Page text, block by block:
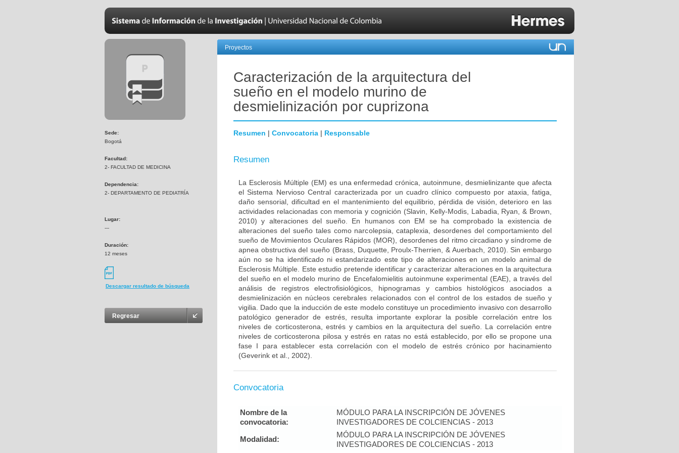
Sede:
Bogotá
Facultad:
2- FACULTAD DE MEDICINA
Dependencia:
2- DEPARTAMENTO DE PEDIATRÍA
Lugar:
---
Duración:
12 meses
Descargar resultado de búsqueda
Regresar
Proyectos
Caracterización de la arquitectura del
sueño en el modelo murino de
desmielinización por cuprizona
Resumen | Convocatoria | Responsable
Resumen
La Esclerosis Múltiple (EM) es una enfermedad crónica, autoinmune, desmielinizante que afecta
el Sistema Nervioso Central caracterizada por un cuadro clínico compuesto por ataxia, fatiga,
daño sensorial, dificultad en el mantenimiento del equilibrio, pérdida de visión, deterioro en las
actividades relacionadas con memoria y cognición (Slavin, Kelly-Modis, Labadia, Ryan, & Brown,
2010) y alteraciones del sueño. En humanos con EM se ha comprobado la existencia de
alteraciones del sueño tales como narcolepsia, cataplexia, desordenes del comportamiento del
sueño de Movimientos Oculares Rápidos (MOR), desordenes del ritmo circadiano y síndrome de
apnea obstructiva del sueño (Brass, Duquette, Proulx-Therrien, & Auerbach, 2010). Sin embargo
aún no se ha identificado ni estandarizado este tipo de alteraciones en un modelo animal de
Esclerosis Múltiple. Este estudio pretende identificar y caracterizar alteraciones en la arquitectura
del sueño en el modelo murino de Encefalomielitis autoinmune experimental (EAE), a través del
análisis de registros electrofisiológicos, hipnogramas y cambios histológicos asociados a
desmielinización en núcleos cerebrales relacionados con el control de los estados de sueño y
vigilia. Dado que la inducción de este modelo constituye un procedimiento invasivo con desarrollo
patológico generador de estrés, resulta importante explorar la posible correlación entre los
niveles de corticosterona, estrés y cambios en la arquitectura del sueño. La correlación entre
niveles de corticosterona pilosa y estrés en ratas no está establecido, por ello se propone una
fase I para establecer esta correlación con el modelo de estrés crónico por hacinamiento
(Geverink et al., 2002).
Convocatoria
Nombre de la
convocatoria:
MÓDULO PARA LA INSCRIPCIÓN DE JÓVENES
INVESTIGADORES DE COLCIENCIAS - 2013
Modalidad:
MÓDULO PARA LA INSCRIPCIÓN DE JÓVENES
INVESTIGADORES DE COLCIENCIAS - 2013